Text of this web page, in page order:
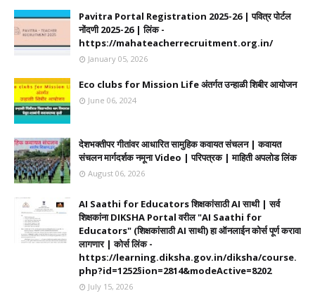
Pavitra Portal Registration 2025-26 | पवित्र पोर्टल
नोंदणी 2025-26 | लिंक -
https://mahateacherrecruitment.org.in/
January 05, 2026
Eco clubs for Mission Life अंतर्गत उन्हाळी शिबीर आयोजन
June 06, 2024
देशभक्तीपर गीतांवर आधारित सामुहिक कवायत संचलन | कवायत
संचलन मार्गदर्शक नमूना Video | परिपत्रक | माहिती अपलोड लिंक
August 06, 2026
AI Saathi for Educators शिक्षकांसाठी AI साथी | सर्व
शिक्षकांना DIKSHA Portal वरील "AI Saathi for
Educators" (शिक्षकांसाठी AI साथी) हा ऑनलाईन कोर्स पूर्ण करावा
लागणार | कोर्स लिंक -
https://learning.diksha.gov.in/diksha/course.
php?id=1252§ion=2814&modeActive=8202
July 15, 2026